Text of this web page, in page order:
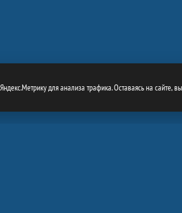
для анализа трафика. Оставаясь на сайте,